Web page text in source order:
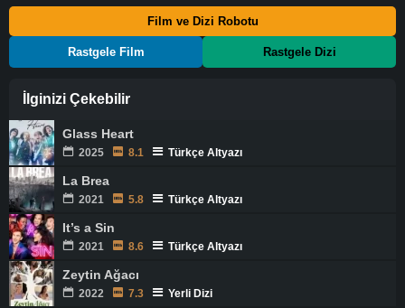
Film ve Dizi Robotu
Rastgele Film Rastgele Dizi
İlginizi Çekebilir
Glass Heart
2025 8.1 Türkçe Altyazı
La Brea
2021 5.8 Türkçe Altyazı
It’s a Sin
2021 8.6 Türkçe Altyazı
Zeytin Ağacı
2022 7.3 Yerli Dizi